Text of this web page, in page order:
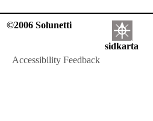
©2006 Solunetti
sidkarta
Accessibility Feedback